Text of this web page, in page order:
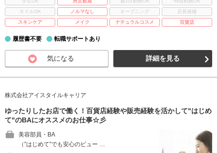
ネイルOK
ノルマなし オープニング
店長候補
スキンケア
メイク ナチュラルコスメ 百貨店
履歴書不要 転職サポートあり
気になる 詳細を見る
株式会社アイスタイルキャリア
ゆったりしたお店で働く！百貨店経験や販売経験を活かして"はじめ
て"のBAにオススメのお仕事☆彡
美容部員・BA
（”はじめて”でも安心のビュー …